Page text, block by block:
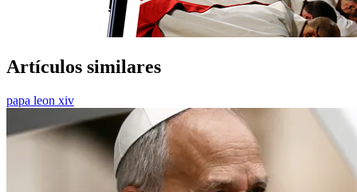
Artículos similares
papa leon xiv